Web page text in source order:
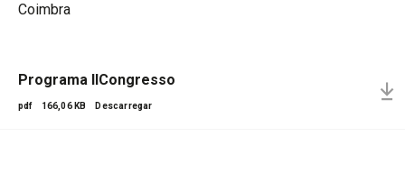
Coimbra
Programa IICongresso
pdf 166,06 KB Descarregar